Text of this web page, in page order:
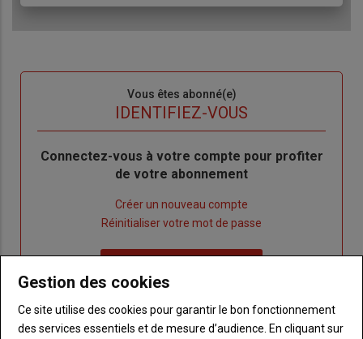
Vous êtes abonné(e)
IDENTIFIEZ-VOUS
Body
Connectez-vous à votre compte pour profiter
de votre abonnement
nouveau
compte"
Créer un nouveau compte
votre
mot
passe"
Réinitialiser votre mot de passe
Lien
"Je
connecte"
Gestion des cookies
Ce site utilise des cookies pour garantir le bon fonctionnement
des services essentiels et de mesure d’audience. En cliquant sur